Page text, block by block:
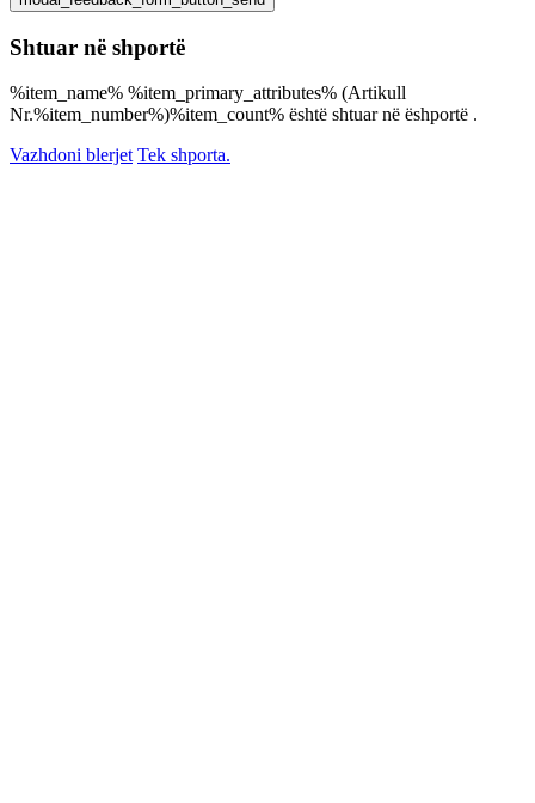
Shtuar në shportë
%item_name% %item_primary_attributes% (Artikull
Nr.%item_number%)%item_count% është shtuar në ëshportë .
Vazhdoni blerjet Tek shporta.